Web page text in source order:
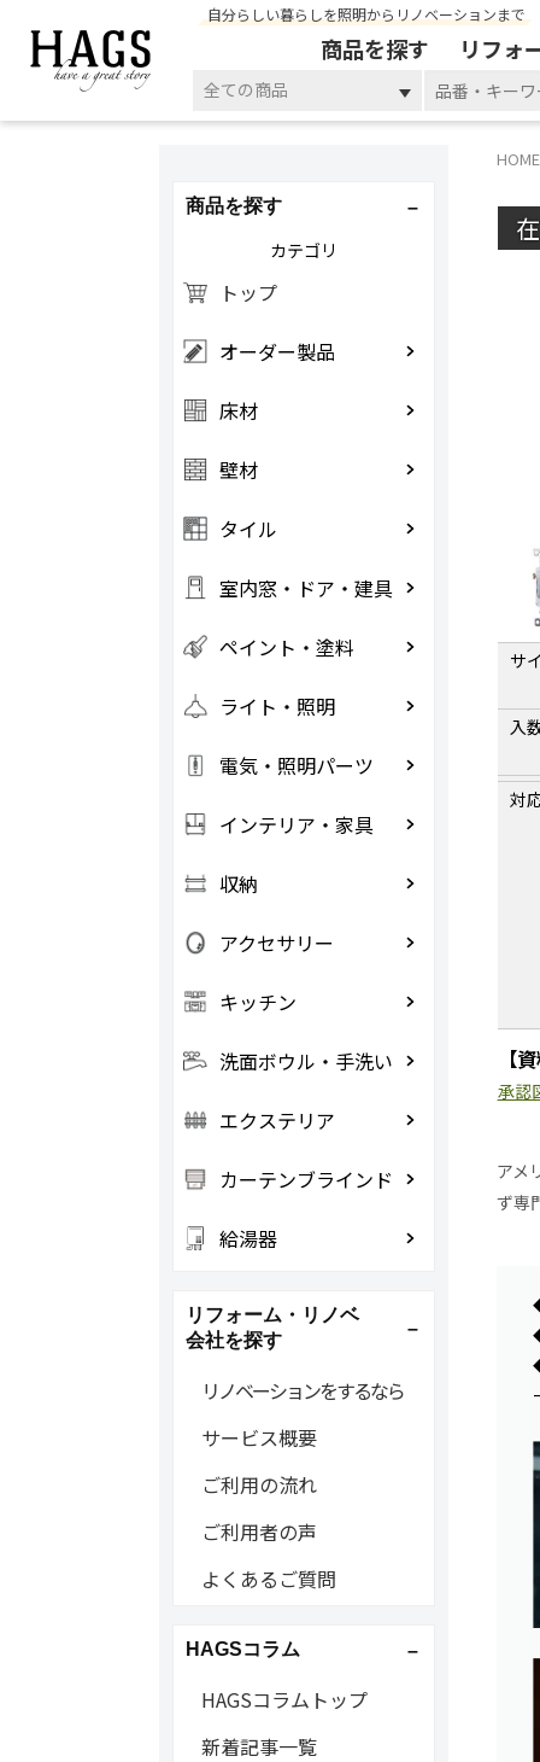
自分らしい暮らしを照明からリノベーションまで
商品を探す リフォ
全ての商品
HOME
サ
入
対
【
承認
アメ
ず専
商品を探す
カテゴリ
トップ
オーダー製品
床材
壁材
タイル
室内窓・ドア・建具
ペイント・塗料
ライト・照明
電気・照明パーツ
インテリア・家具
収納
アクセサリー
キッチン
洗面ボウル・手洗い
エクステリア
カーテンブラインド
給湯器
リフォーム・リノベ
会社を探す
リノベーションをするなら
サービス概要
ご利用の流れ
ご利用者の声
よくあるご質問
HAGSコラム
HAGSコラムトップ
新着記事一覧